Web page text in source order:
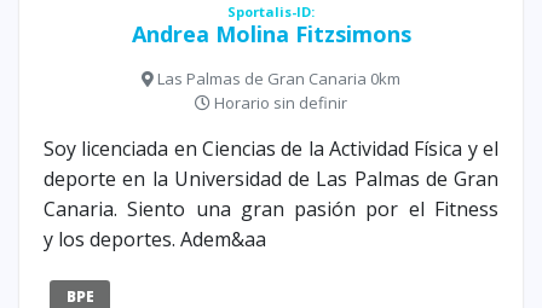
Sportalis-ID:
Andrea Molina Fitzsimons
Las Palmas de Gran Canaria 0km
Horario sin definir
Soy licenciada en Ciencias de la Actividad Física y el
deporte en la Universidad de Las Palmas de Gran
Canaria. Siento una gran pasión por el Fitness
y los deportes. Adem&aa
BPE